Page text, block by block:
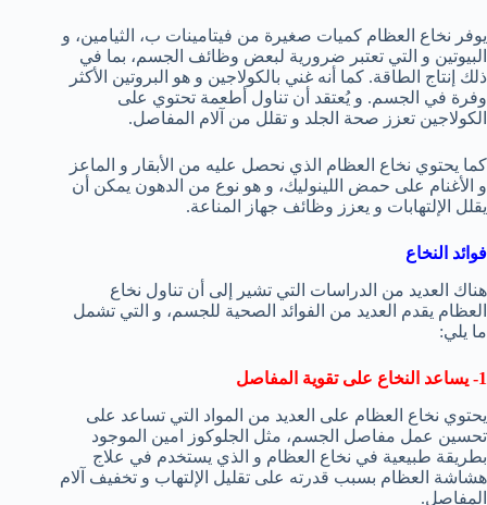
يوفر نخاع العظام كميات صغيرة من فيتامينات ب، الثيامين، و
البيوتين و التي تعتبر ضرورية لبعض وظائف الجسم، بما في
ذلك إنتاج الطاقة. كما أنه غني بالكولاجين و هو البروتين الأكثر
وفرة في الجسم. و يُعتقد أن تناول أطعمة تحتوي على
الكولاجين تعزز صحة الجلد و تقلل من آلام المفاصل.
كما يحتوي نخاع العظام الذي نحصل عليه من الأبقار و الماعز
و الأغنام على حمض اللينوليك، و هو نوع من الدهون يمكن أن
يقلل الإلتهابات و يعزز وظائف جهاز المناعة.
فوائد النخاع
هناك العديد من الدراسات التي تشير إلى أن تناول نخاع
العظام يقدم العديد من الفوائد الصحية للجسم، و التي تشمل
ما يلي:
1- يساعد النخاع على تقوية المفاصل
يحتوي نخاع العظام على العديد من المواد التي تساعد على
تحسين عمل مفاصل الجسم، مثل الجلوكوز امين الموجود
بطريقة طبيعية في نخاع العظام و الذي يستخدم في علاج
هشاشة العظام بسبب قدرته على تقليل الإلتهاب و تخفيف آلام
المفاصل.